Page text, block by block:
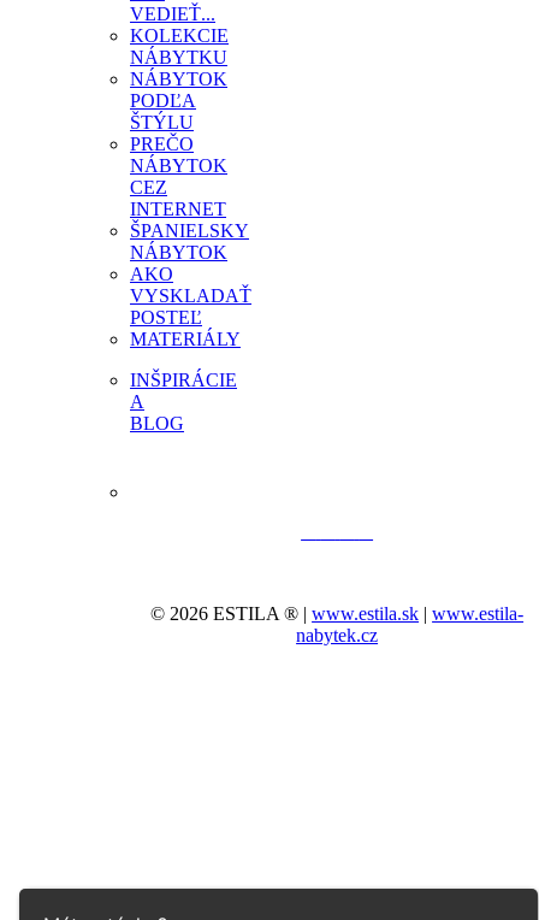
VEDIEŤ...
KOLEKCIE
NÁBYTKU
NÁBYTOK
PODĽA
ŠTÝLU
PREČO
NÁBYTOK
CEZ
INTERNET
ŠPANIELSKY
NÁBYTOK
AKO
VYSKLADAŤ
POSTEĽ
MATERIÁLY
INŠPIRÁCIE
A
BLOG
© 2026 ESTILA ® |www.estila.sk |www.estila-
nabytek.cz